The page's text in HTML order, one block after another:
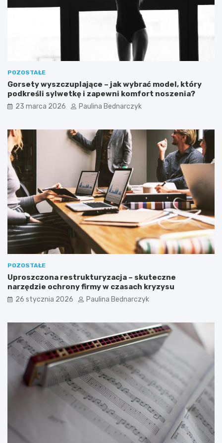
POZOSTAŁE
Gorsety wyszczuplające – jak wybrać model, który
podkreśli sylwetkę i zapewni komfort noszenia?
23 marca 2026 Paulina Bednarczyk
POZOSTAŁE
Uproszczona restrukturyzacja – skuteczne
narzędzie ochrony firmy w czasach kryzysu
26 stycznia 2026 Paulina Bednarczyk